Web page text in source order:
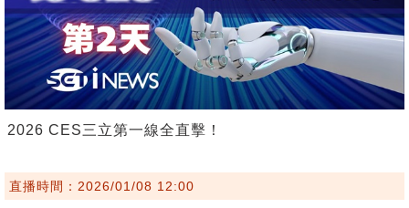
2026 CES三立第一線全直擊！
直播時間：2026/01/08 12:00